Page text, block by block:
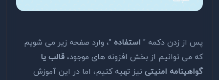
پس از زدن دکمه " استفاده "، وارد صفحه زیر می شویم
که می توانیم از بخش افزونه های موجود، قالب یا
گواهینامه امنیتی نیز تهیه کنیم، اما در این آموزش